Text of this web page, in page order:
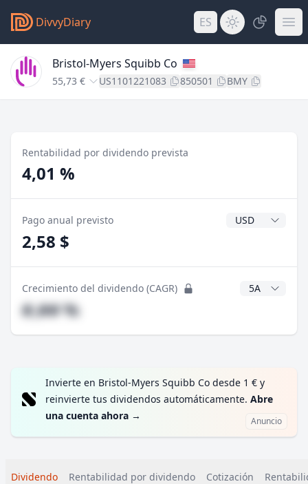
DivvyDiary ES
Bristol-Myers Squibb Co
55,73 € US1101221083 850501 BMY
Rentabilidad por dividendo prevista
4,01 %
Pago anual previsto Divisa del
2,58 $
Crecimiento del dividendo (CAGR) Años CAGR
#,## %
Invierte en Bristol-Myers Squibb Co desde 1 € y
reinvierte tus dividendos automáticamente. Abre
una cuenta ahora → Anuncio
Dividendo Rentabilidad por dividendo Cotización